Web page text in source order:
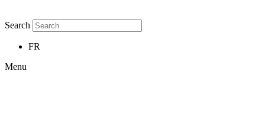
Search
FR
Menu